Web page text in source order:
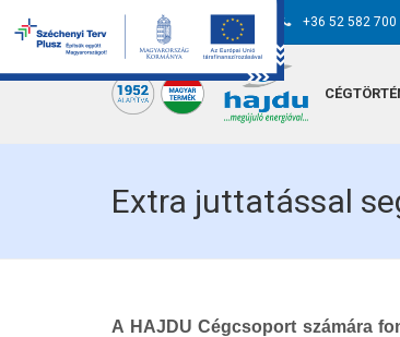
hajdu@hajdurt.hu +36 52 582 700
Extra juttatással
A HAJDU Cégcsoport számára